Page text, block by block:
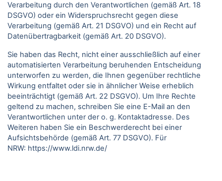
Verarbeitung durch den Verantwortlichen (gemäß Art. 18
DSGVO) oder ein Widerspruchsrecht gegen diese
Verarbeitung (gemäß Art. 21 DSGVO) und ein Recht auf
Datenübertragbarkeit (gemäß Art. 20 DSGVO).
Sie haben das Recht, nicht einer ausschließlich auf einer
automatisierten Verarbeitung beruhenden Entscheidung
unterworfen zu werden, die Ihnen gegenüber rechtliche
Wirkung entfaltet oder sie in ähnlicher Weise erheblich
beeinträchtigt (gemäß Art. 22 DSGVO). Um Ihre Rechte
geltend zu machen, schreiben Sie eine E-Mail an den
Verantwortlichen unter der o. g. Kontaktadresse. Des
Weiteren haben Sie ein Beschwerderecht bei einer
Aufsichtsbehörde (gemäß Art. 77 DSGVO). Für
NRW: https://www.ldi.nrw.de/